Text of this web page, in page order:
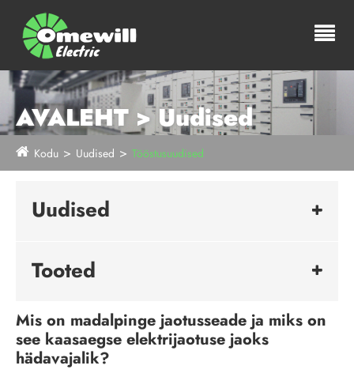
AVALEHT > Uudised
Kodu Uudised Tööstusuudised
Uudised
Tooted
Mis on madalpinge jaotusseade ja miks on
see kaasaegse elektrijaotuse jaoks
hädavajalik?